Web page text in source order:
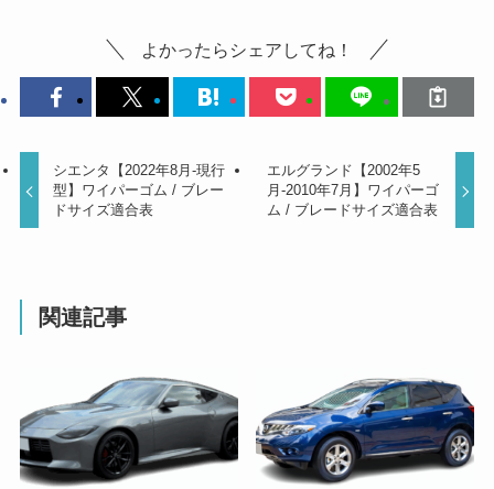
よかったらシェアしてね！
シエンタ【2022年8月-現行
型】ワイパーゴム / ブレー
ドサイズ適合表
エルグランド【2002年5
月-2010年7月】ワイパーゴ
ム / ブレードサイズ適合表
関連記事